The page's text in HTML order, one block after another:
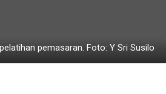
pemasaran. Foto: Y Sri Susilo